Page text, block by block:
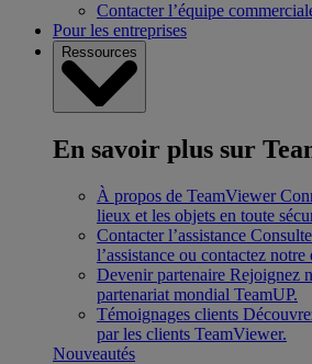
Contacter l’équipe
Pour les entreprises
Ressources
En savoir plus sur
À propos de TeamViewer
lieux et les objets en toute
Contacter l’assistance
l’assistance ou contactez notre
Devenir partenaire Rejoignez
partenariat mondial TeamUP.
Témoignages clients
par les clients TeamViewer.
Nouveautés